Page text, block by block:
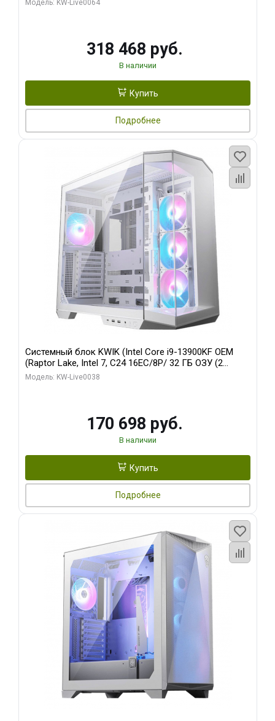
Модель: KW-Live0064
318 468 руб.
В наличии
Купить
Подробнее
Системный блок KWIK (Intel Core i9-13900KF OEM
(Raptor Lake, Intel 7, C24 16EC/8P/ 32 ГБ ОЗУ (2
модуля)/ Gigabyte RX9070XT GAMING OC 16GB GDDR6
Модель: KW-Live0038
170 698 руб.
В наличии
Купить
Подробнее